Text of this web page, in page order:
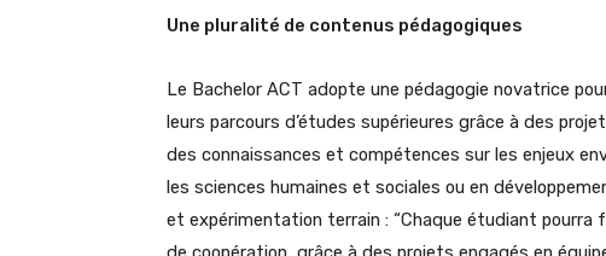
Une pluralité de contenus pédagogiques
Le Bachelor ACT adopte une pédagogie novatrice
leurs parcours d’études supérieures grâce à des
des connaissances et compétences sur les enjeux
les sciences humaines et sociales ou en
et expérimentation terrain : “Chaque étudiant pourra